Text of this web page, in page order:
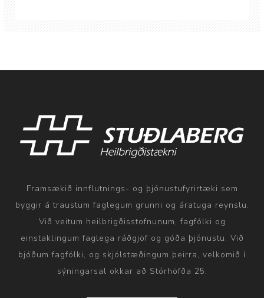
Framsækið innflutnings- og þjónustufyrirtæki sem
byggir á traustum faglegum grunni og áratuga reynslu.
Við veitum heilbrigðisstofnunum, fagfólki og
einstaklingum faglega ráðgjöf og góða þjónustu. Við
bjóðum fagfólki, og skjólstæðingum þeirra, velkomið í
sýningarsal okkar að Stórhöfða 25.